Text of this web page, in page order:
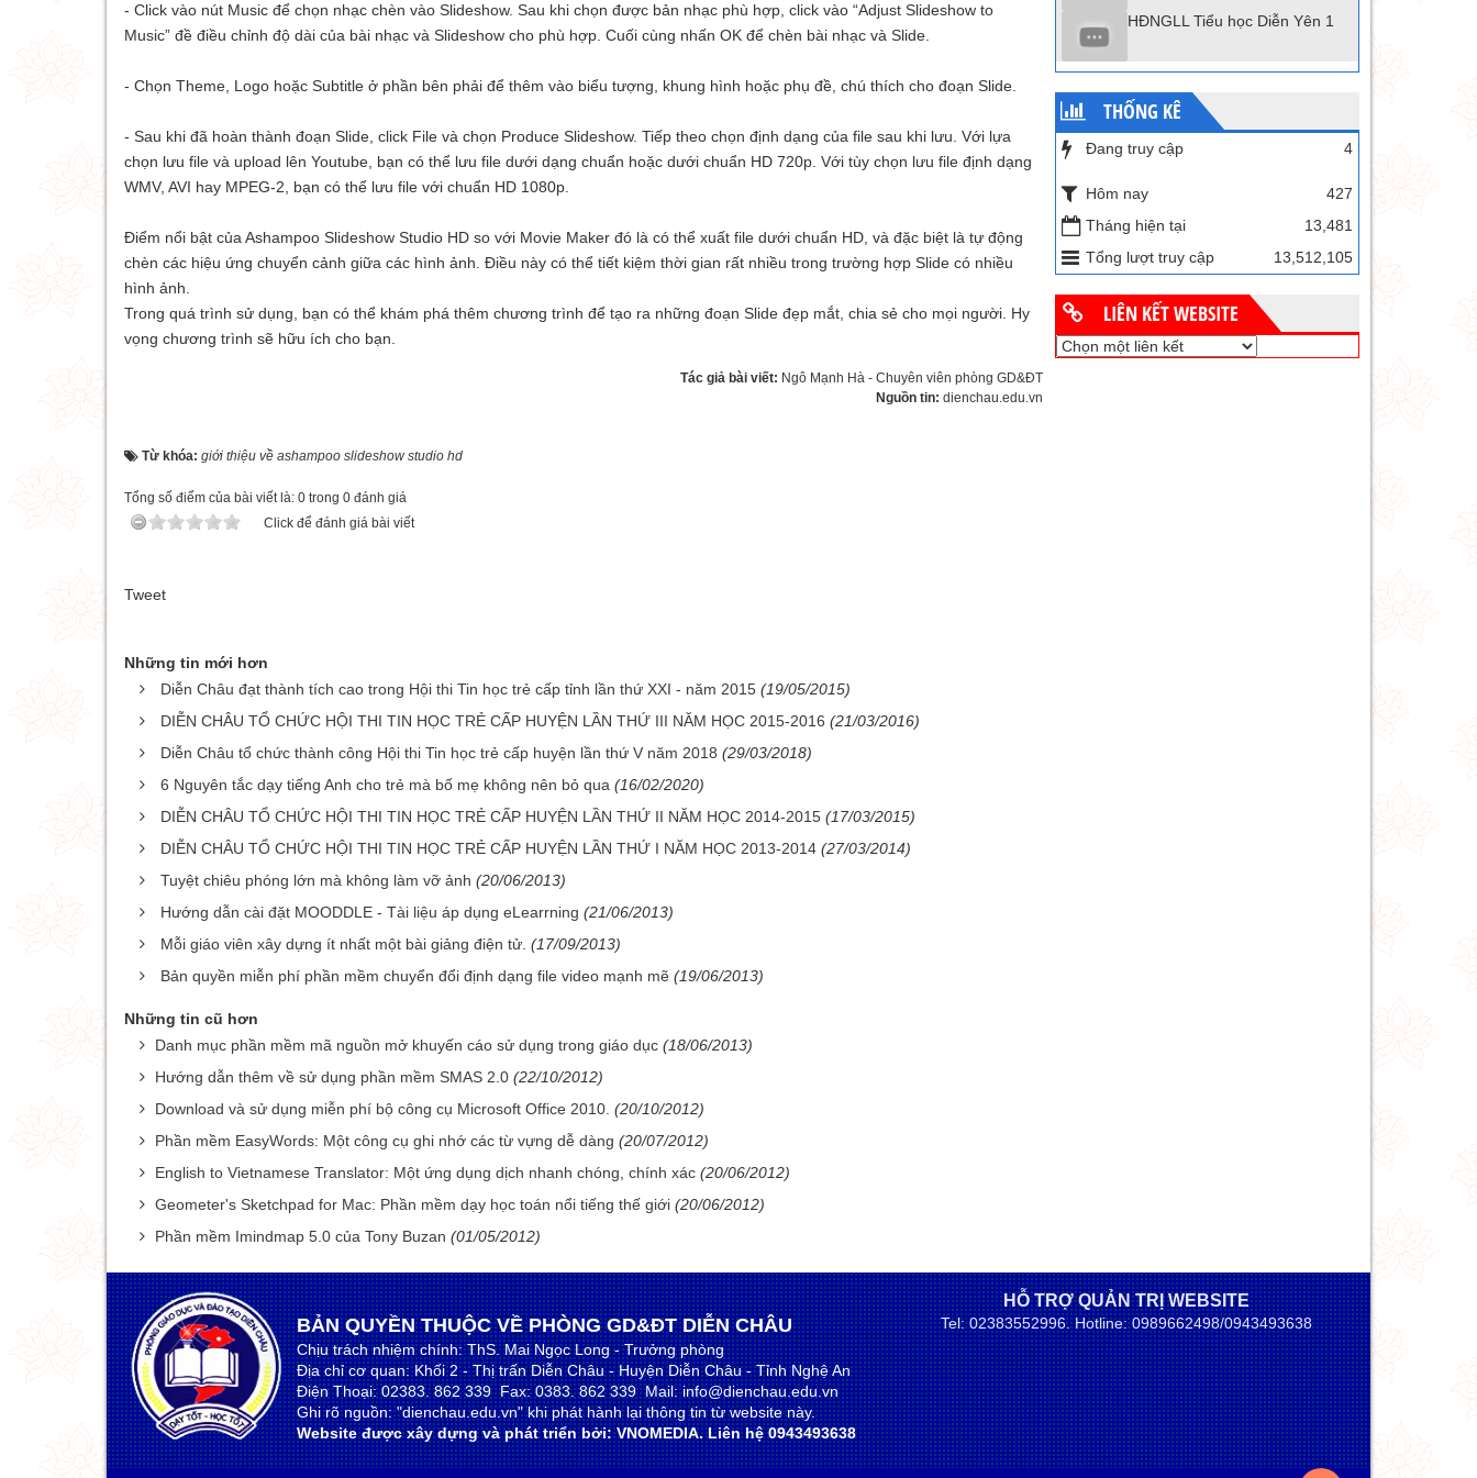
- Click vào nút Music để chọn nhạc chèn vào Slideshow. Sau khi chọn được bản nhạc phù hợp, click vào “Adjust Slideshow to
Music” đề điều chỉnh độ dài của bài nhạc và Slideshow cho phù hợp. Cuối cùng nhấn OK để chèn bài nhạc và Slide.
- Chọn Theme, Logo hoặc Subtitle ở phần bên phải để thêm vào biểu tượng, khung hình hoặc phụ đề, chú thích cho đoạn Slide.
- Sau khi đã hoàn thành đoạn Slide, click File và chọn Produce Slideshow. Tiếp theo chọn định dạng của file sau khi lưu. Với lựa
chọn lưu file và upload lên Youtube, bạn có thể lưu file dưới dạng chuẩn hoặc dưới chuẩn HD 720p. Với tùy chọn lưu file định dạng
WMV, AVI hay MPEG-2, bạn có thể lưu file với chuẩn HD 1080p.
Điểm nổi bật của Ashampoo Slideshow Studio HD so với Movie Maker đó là có thể xuất file dưới chuẩn HD, và đặc biệt là tự động
chèn các hiệu ứng chuyển cảnh giữa các hình ảnh. Điều này có thể tiết kiệm thời gian rất nhiều trong trường hợp Slide có nhiều
hình ảnh.
Trong quá trình sử dụng, bạn có thể khám phá thêm chương trình để tạo ra những đoạn Slide đẹp mắt, chia sẻ cho mọi người. Hy
vọng chương trình sẽ hữu ích cho bạn.
Tác giả bài viết: Ngô Mạnh Hà - Chuyên viên phòng GD&ĐT
Nguồn tin: dienchau.edu.vn
Từ khóa: giới thiệu về ashampoo slideshow studio hd
Tổng số điểm của bài viết là: 0 trong 0 đánh giá
Click để đánh giá bài viết
Tweet
Những tin mới hơn
Diễn Châu đạt thành tích cao trong Hội thi Tin học trẻ cấp tỉnh lần thứ XXI - năm 2015 (19/05/2015)
DIỄN CHÂU TỔ CHỨC HỘI THI TIN HỌC TRẺ CẤP HUYỆN LẦN THỨ III NĂM HỌC 2015-2016 (21/03/2016)
Diễn Châu tổ chức thành công Hội thi Tin học trẻ cấp huyện lần thứ V năm 2018 (29/03/2018)
6 Nguyên tắc dạy tiếng Anh cho trẻ mà bố mẹ không nên bỏ qua (16/02/2020)
DIỄN CHÂU TỔ CHỨC HỘI THI TIN HỌC TRẺ CẤP HUYỆN LẦN THỨ II NĂM HỌC 2014-2015 (17/03/2015)
DIỄN CHÂU TỔ CHỨC HỘI THI TIN HỌC TRẺ CẤP HUYỆN LẦN THỨ I NĂM HỌC 2013-2014 (27/03/2014)
Tuyệt chiêu phóng lớn mà không làm vỡ ảnh (20/06/2013)
Hướng dẫn cài đặt MOODDLE - Tài liệu áp dụng eLearrning (21/06/2013)
Mỗi giáo viên xây dựng ít nhất một bài giảng điện tử. (17/09/2013)
Bản quyền miễn phí phần mềm chuyển đổi định dạng file video mạnh mẽ (19/06/2013)
Những tin cũ hơn
Danh mục phần mềm mã nguồn mở khuyến cáo sử dụng trong giáo dục (18/06/2013)
Hướng dẫn thêm về sử dụng phần mềm SMAS 2.0 (22/10/2012)
Download và sử dụng miễn phí bộ công cụ Microsoft Office 2010. (20/10/2012)
Phần mềm EasyWords: Một công cụ ghi nhớ các từ vựng dễ dàng (20/07/2012)
English to Vietnamese Translator: Một ứng dụng dịch nhanh chóng, chính xác (20/06/2012)
Geometer's Sketchpad for Mac: Phần mềm dạy học toán nổi tiếng thế giới (20/06/2012)
Phần mềm Imindmap 5.0 của Tony Buzan (01/05/2012)
HĐNGLL Tiểu học Diễn Yên 1
THỐNG KÊ
Đang truy cập 4
Hôm nay
427
Tháng hiện tại
13,481
Tổng lượt truy cập
13,512,105
LIÊN KẾT WEBSITE
BẢN QUYỀN THUỘC VỀ PHÒNG GD&ĐT DIỄN CHÂU
Chịu trách nhiệm chính: ThS. Mai Ngọc Long - Trưởng phòng
Địa chỉ cơ quan: Khối 2 - Thị trấn Diễn Châu - Huyện Diễn Châu - Tỉnh Nghệ An
Điện Thoại: 02383. 862 339 Fax: 0383. 862 339 Mail: info@dienchau.edu.vn
Ghi rõ nguồn: "dienchau.edu.vn" khi phát hành lại thông tin từ website này.
Website được xây dựng và phát triển bởi:VNOMEDIA. Liên hệ 0943493638
HỖ TRỢ QUẢN TRỊ WEBSITE
Tel: 02383552996. Hotline: 0989662498/0943493638